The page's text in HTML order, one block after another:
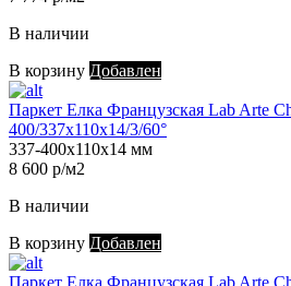
В наличии
В корзину Добавлен
Паркет Елка Французская Lab Arte
400/337х110х14/3/60°
337-400х110х14 мм
8 600 р/м2
В наличии
В корзину Добавлен